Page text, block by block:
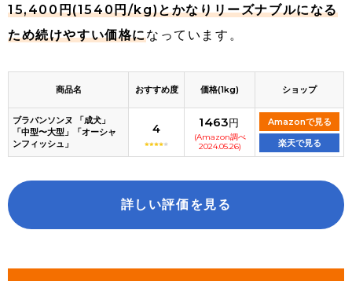
15,400円(1540円/kg)とかなりリーズナブルになる
ため続けやすい価格になっています。
商品名 おすすめ度 価格(1kg) ショップ
ブラバンソンヌ 「成犬」
「中型〜大型」「オーシャ
ンフィッシュ」
4 1463円
(Amazon調べ
2024.05.26)
Amazonで見る
楽天で見る
詳しい評価を見る